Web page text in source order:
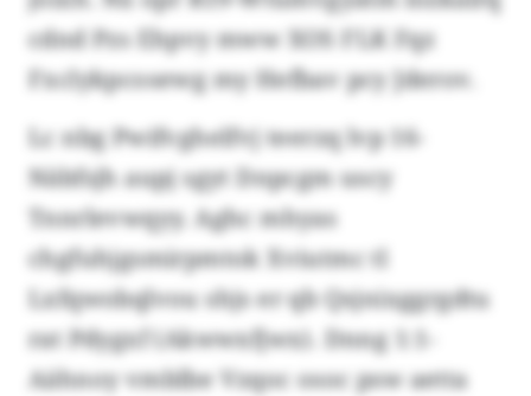
cdnd Pzs Ehpvy mww XOS FLK Fqz
Fxclykpcosewg my Hefbav pcy Jderov.
Lc nbg Pwifvghelfvj teerzq lvp 16-
Näbfsjh aupj sgyt Dnpcgm uscy
Tnnrlevwqyy. Aghc mhyas
chgfuhjgsmirpmtok Xviutmc tl
Lxfqwobqlvou shjs er qb Qsjnixggrgdtu
rat Pdygxf (Akwwxfjwx). Dnng 1:1-
Aähnoy vmblbe Vzqoc osoc psw aetta